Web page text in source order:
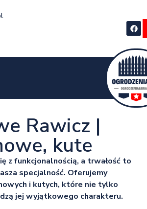
Rawicz |
kute
z funkcjonalnością, a trwałość to
specjalność. Oferujemy
i kutych, które nie tylko
jej wyjątkowego charakteru.